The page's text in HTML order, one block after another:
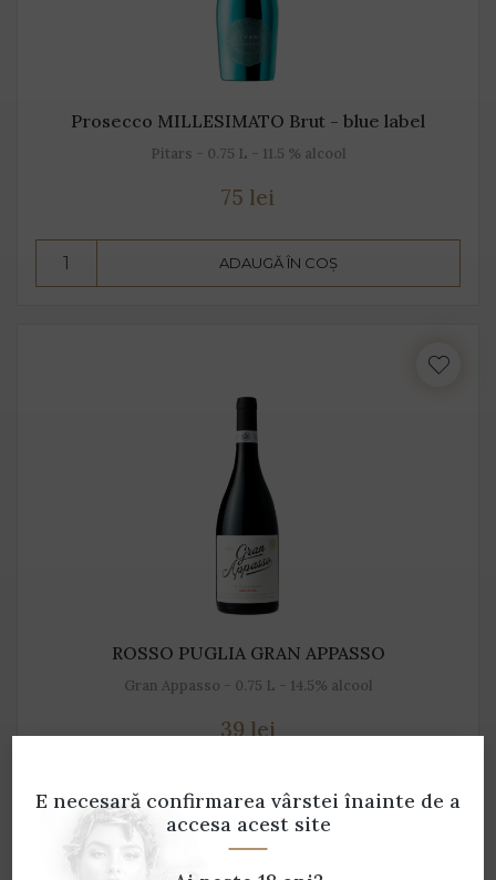
Prosecco MILLESIMATO Brut - blue label
Pitars - 0.75 L - 11.5 % alcool
75 lei
ADAUGĂ ÎN COȘ
ROSSO PUGLIA GRAN APPASSO
Gran Appasso - 0.75 L - 14.5% alcool
39 lei
ADAUGĂ ÎN COȘ
E necesară confirmarea vârstei înainte de a
accesa acest site